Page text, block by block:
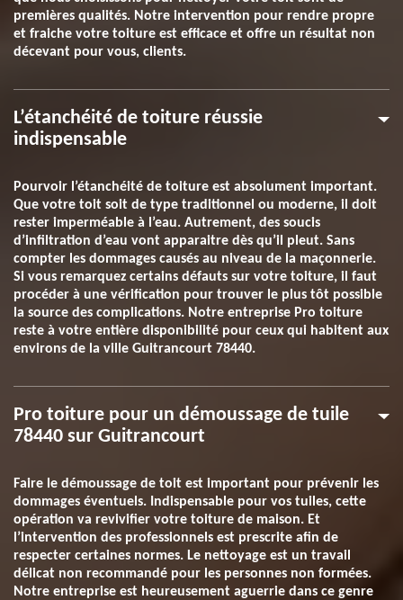
premières qualités. Notre intervention pour rendre propre
et fraiche votre toiture est efficace et offre un résultat non
décevant pour vous, clients.
L’étanchéité de toiture réussie
indispensable
Pourvoir l’étanchéité de toiture est absolument important.
Que votre toit soit de type traditionnel ou moderne, il doit
rester imperméable à l’eau. Autrement, des soucis
d’infiltration d’eau vont apparaitre dès qu’il pleut. Sans
compter les dommages causés au niveau de la maçonnerie.
Si vous remarquez certains défauts sur votre toiture, il faut
procéder à une vérification pour trouver le plus tôt possible
la source des complications. Notre entreprise Pro toiture
reste à votre entière disponibilité pour ceux qui habitent aux
environs de la ville Guitrancourt 78440.
Pro toiture pour un démoussage de tuile
78440 sur Guitrancourt
Faire le démoussage de toit est important pour prévenir les
dommages éventuels. Indispensable pour vos tuiles, cette
opération va revivifier votre toiture de maison. Et
l’intervention des professionnels est prescrite afin de
respecter certaines normes. Le nettoyage est un travail
délicat non recommandé pour les personnes non formées.
Notre entreprise est heureusement aguerrie dans ce genre